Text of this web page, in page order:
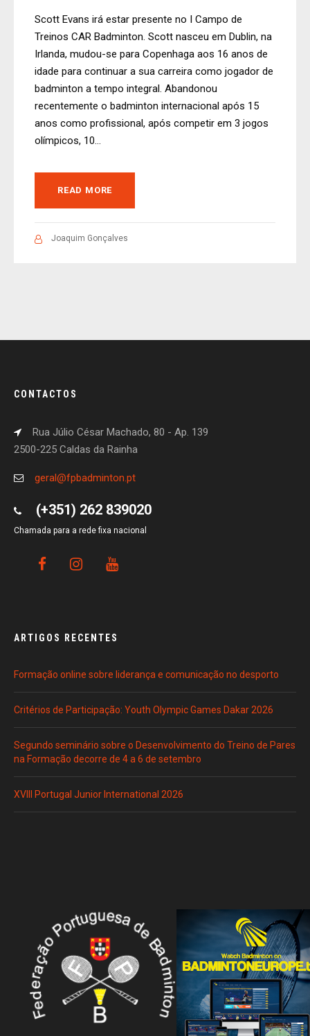
Scott Evans irá estar presente no I Campo de
Treinos CAR Badminton. Scott nasceu em Dublin, na
Irlanda, mudou-se para Copenhaga aos 16 anos de
idade para continuar a sua carreira como jogador de
badminton a tempo integral. Abandonou
recentemente o badminton internacional após 15
anos como profissional, após competir em 3 jogos
olímpicos, 10...
READ MORE
Joaquim Gonçalves
CONTACTOS
Rua Júlio César Machado, 80 - Ap. 139
2500-225 Caldas da Rainha
geral@fpbadminton.pt
(+351) 262 839020
Chamada para a rede fixa nacional
ARTIGOS RECENTES
Formação online sobre liderança e comunicação no desporto
Critérios de Participação: Youth Olympic Games Dakar 2026
Segundo seminário sobre o Desenvolvimento do Treino de Pares
na Formação decorre de 4 a 6 de setembro
XVIII Portugal Junior International 2026